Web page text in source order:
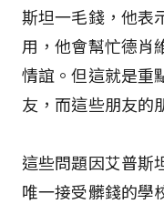
斯坦一毛錢，他表
用，他會幫忙德肖
情誼。但這就是重
友，而這些朋友的
這些問題因艾普斯
唯一接受髒錢的學